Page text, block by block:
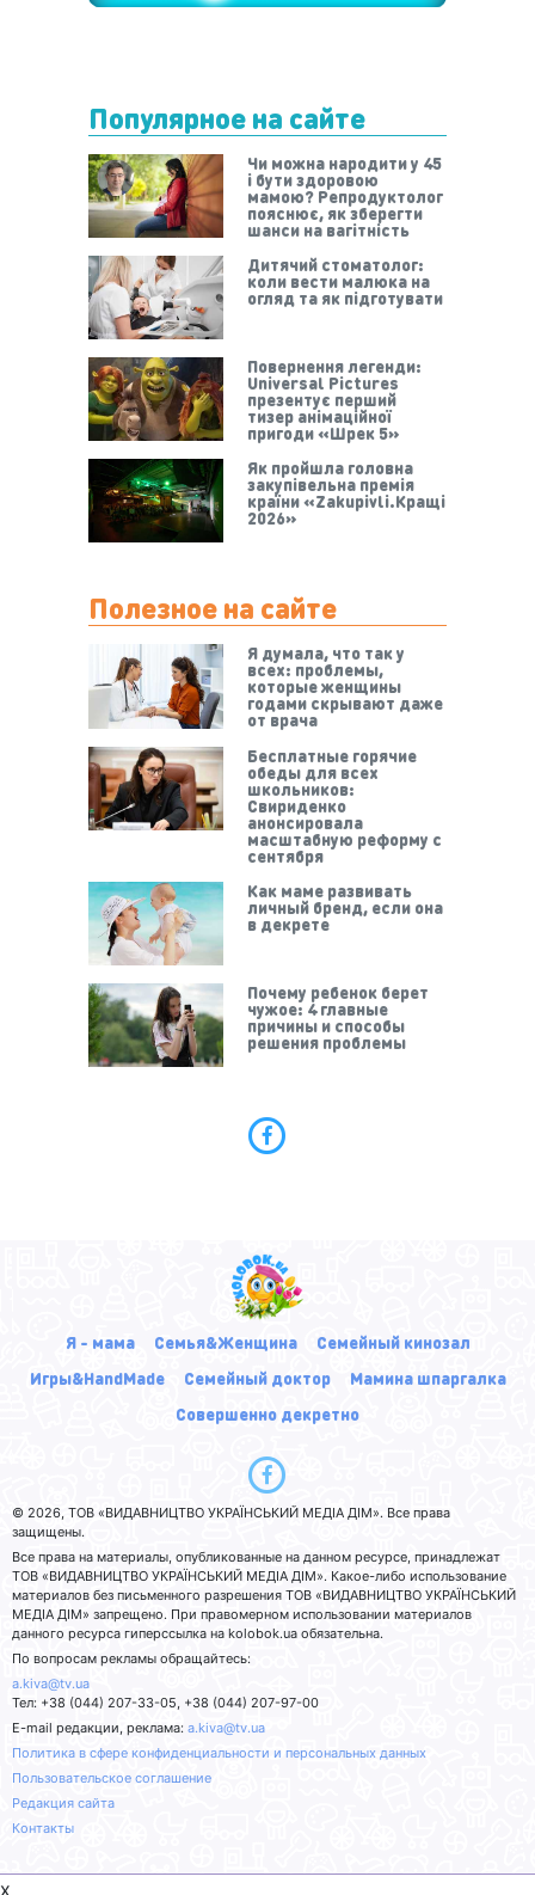
Популярное на сайте
Чи можна народити у 45
і бути здоровою
мамою? Репродуктолог
пояснює, як зберегти
шанси на вагітність
Дитячий стоматолог:
коли вести малюка на
огляд та як підготувати
Повернення легенди:
Universal Pictures
презентує перший
тизер анімаційної
пригоди «Шрек 5»
Як пройшла головна
закупівельна премія
країни «Zakupivli.Кращі
2026»
Полезное на сайте
Я думала, что так у
всех: проблемы,
которые женщины
годами скрывают даже
от врача
Бесплатные горячие
обеды для всех
школьников:
Свириденко
анонсировала
масштабную реформу с
сентября
Как маме развивать
личный бренд, если она
в декрете
Почему ребенок берет
чужое: 4 главные
причины и способы
решения проблемы
Я - мама Семья&Женщина
Семейный кинозал
Игры&HandMade
Семейный доктор
Мамина шпаргалка
Совершенно декретно
© 2026, ТОВ «ВИДАВНИЦТВО УКРАЇНСЬКИЙ МЕДІА ДІМ». Все права
защищены.
Все права на материалы, опубликованные на данном ресурсе, принадлежат
ТОВ «ВИДАВНИЦТВО УКРАЇНСЬКИЙ МЕДІА ДІМ». Какое-либо использование
материалов без письменного разрешения ТОВ «ВИДАВНИЦТВО УКРАЇНСЬКИЙ
МЕДІА ДІМ» запрещено. При правомерном использовании материалов
данного ресурса гиперссылка на kolobok.ua обязательна.
По вопросам рекламы обращайтесь:
a.kiva@tv.ua
Тел: +38 (044) 207-33-05, +38 (044) 207-97-00
E-mail редакции, реклама: a.kiva@tv.ua
Политика в сфере конфиденциальности и персональных данных
Пользовательское соглашение
Редакция сайта
Контакты
x